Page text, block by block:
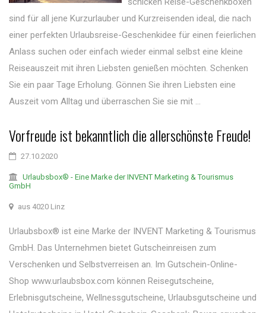
sind für all jene Kurzurlauber und Kurzreisenden ideal, die nach
einer perfekten Urlaubsreise-Geschenkidee für einen feierlichen
Anlass suchen oder einfach wieder einmal selbst eine kleine
Reiseauszeit mit ihren Liebsten genießen möchten. Schenken
Sie ein paar Tage Erholung. Gönnen Sie ihren Liebsten eine
Auszeit vom Alltag und überraschen Sie sie mit ...
Vorfreude ist bekanntlich die allerschönste Freude!
27.10.2020
Urlaubsbox® - Eine Marke der INVENT Marketing & Tourismus
GmbH
aus 4020 Linz
Urlaubsbox® ist eine Marke der INVENT Marketing & Tourismus
GmbH. Das Unternehmen bietet Gutscheinreisen zum
Verschenken und Selbstverreisen an. Im Gutschein-Online-
Shop www.urlaubsbox.com können Reisegutscheine,
Erlebnisgutscheine, Wellnessgutscheine, Urlaubsgutscheine und